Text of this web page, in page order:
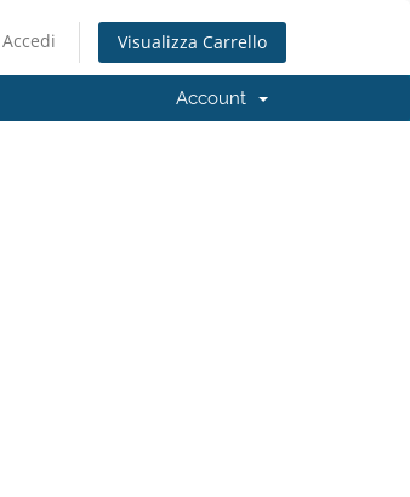
Accedi Visualizza Carrello
Account